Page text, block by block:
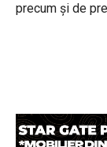
precum și de